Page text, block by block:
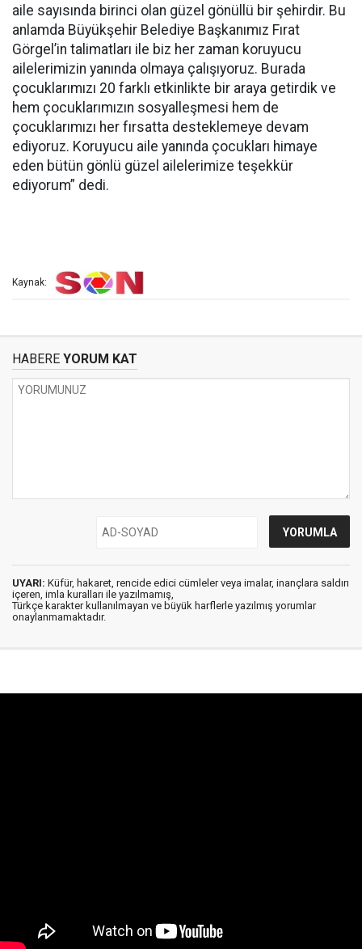
aile sayısında birinci olan güzel gönüllü bir şehirdir. Bu
anlamda Büyükşehir Belediye Başkanımız Fırat
Görgel’in talimatları ile biz her zaman koruyucu
ailelerimizin yanında olmaya çalışıyoruz. Burada
çocuklarımızı 20 farklı etkinlikte bir araya getirdik ve
hem çocuklarımızın sosyalleşmesi hem de
çocuklarımızı her fırsatta desteklemeye devam
ediyoruz. Koruyucu aile yanında çocukları himaye
eden bütün gönlü güzel ailelerimize teşekkür
ediyorum” dedi.
Kaynak:
HABERE YORUM KAT
UYARI: Küfür, hakaret, rencide edici cümleler veya imalar, inançlara saldırı
içeren, imla kuralları ile yazılmamış,
Türkçe karakter kullanılmayan ve büyük harflerle yazılmış yorumlar
onaylanmamaktadır.